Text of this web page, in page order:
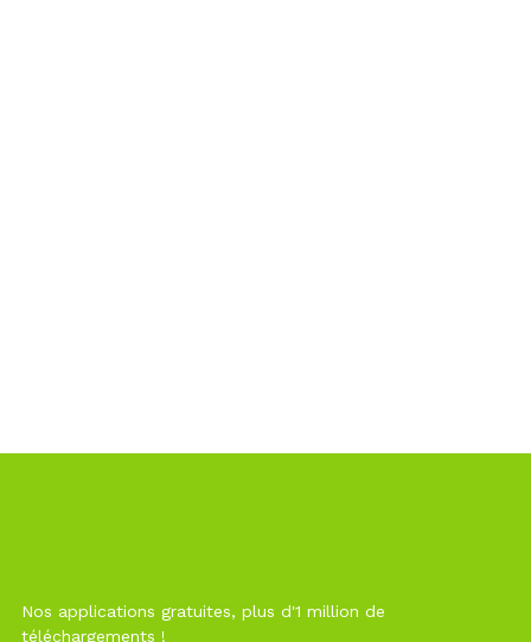
Nos applications gratuites, plus d'1 million de
téléchargements !